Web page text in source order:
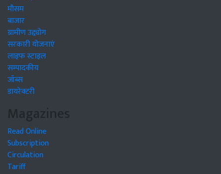
मौसम
बाजार
ग्रामीण उद्द्योग
सरकारी योजनाएं
लाइफ स्टाइल
सम्पादकीय
जॉब्स
डायरेक्टरी
Magazines
Read Online
Subscription
Circulation
Tariff